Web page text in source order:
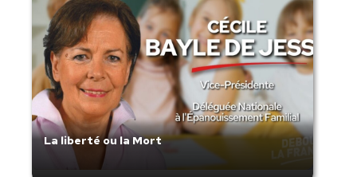
La liberté ou la Mort